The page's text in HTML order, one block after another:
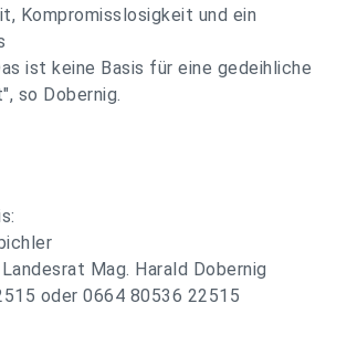
Kompromisslosigkeit und ein
ist keine Basis für eine gedeihliche
so Dobernig.
Mag. Harald Dobernig
oder 0664 80536 22515